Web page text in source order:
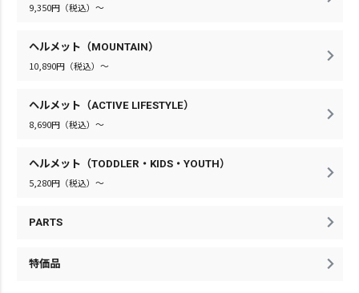
9,350円（税込）～
ヘルメット（MOUNTAIN）
10,890円（税込）～
ヘルメット（ACTIVE LIFESTYLE）
8,690円（税込）～
ヘルメット（TODDLER・KIDS・YOUTH）
5,280円（税込）～
PARTS
特価品